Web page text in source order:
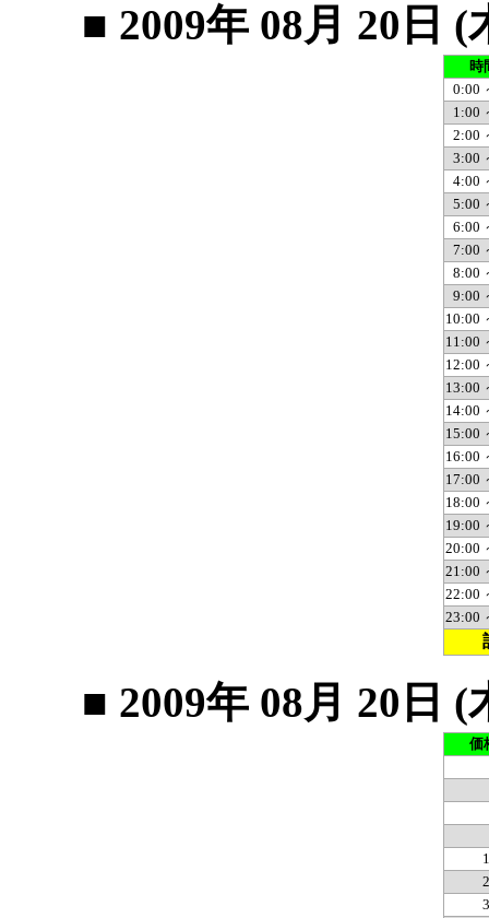
■ 2009年 08月 20日
時
0:00
1:00
2:00
3:00
4:00
5:00
6:00
7:00
8:00
9:00
10:00
11:00
12:00
13:00
14:00
15:00
16:00
17:00
18:00
19:00
20:00
21:00
22:00
23:00
■ 2009年 08月 20日
価